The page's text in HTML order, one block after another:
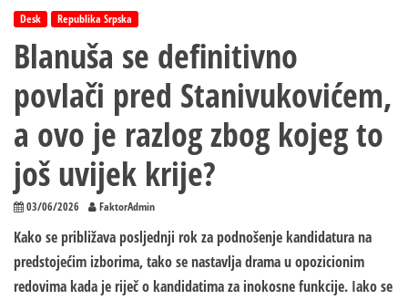
Desk Republika Srpska
Blanuša se definitivno
povlači pred Stanivukovićem,
a ovo je razlog zbog kojeg to
još uvijek krije?
03/06/2026 FaktorAdmin
Kako se približava posljednji rok za podnošenje kandidatura na
predstojećim izborima, tako se nastavlja drama u opozicionim
redovima kada je riječ o kandidatima za inokosne funkcije. Iako se